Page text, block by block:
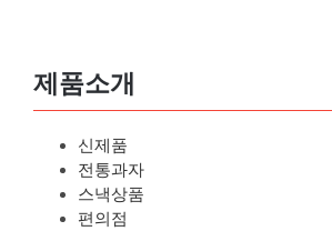
제품소개
신제품
전통과자
스낵상품
편의점